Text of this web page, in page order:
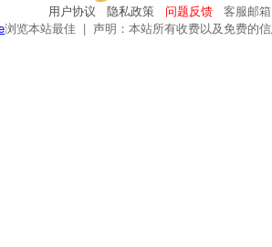
用户协议
隐私政策 问题反馈
客服邮
浏览本站最佳 | 声明：本站所有收费以及免费的